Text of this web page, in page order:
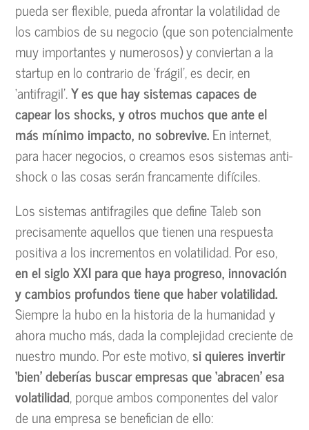
pueda ser flexible, pueda afrontar la volatilidad de
los cambios de su negocio (que son potencialmente
muy importantes y numerosos) y conviertan a la
startup en lo contrario de ‘frágil’, es decir, en
‘antifragil’.Y es que hay sistemas capaces de
capear los shocks, y otros muchos que ante el
más mínimo impacto, no sobrevive.En internet,
para hacer negocios, o creamos esos sistemas anti-
shock o las cosas serán francamente difíciles.
Los sistemas antifragiles que define Taleb son
precisamente aquellos que tienen una respuesta
positiva a los incrementos en volatilidad. Por eso,
en el siglo XXI para que haya progreso, innovación
y cambios profundos tiene que haber volatilidad.
Siempre la hubo en la historia de la humanidad y
ahora mucho más, dada la complejidad creciente de
nuestro mundo. Por este motivo,si quieres invertir
‘bien’ deberías buscar empresas que ‘abracen’ esa
volatilidad, porque ambos componentes del valor
de una empresa se benefician de ello: